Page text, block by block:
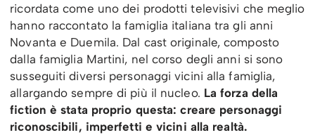
ricordata come uno dei prodotti televisivi che meglio
hanno raccontato la famiglia italiana tra gli anni
Novanta e Duemila. Dal cast originale, composto
dalla famiglia Martini, nel corso degli anni si sono
susseguiti diversi personaggi vicini alla famiglia,
allargando sempre di più il nucleo. La forza della
fiction è stata proprio questa: creare personaggi
riconoscibili, imperfetti e vicini alla realtà.